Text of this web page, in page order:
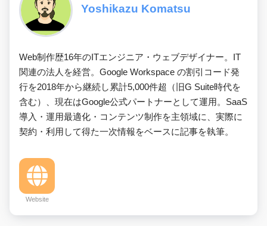
Yoshikazu Komatsu
Web制作歴16年のITエンジニア・ウェブデザイナー。IT
関連の法人を経営。Google Workspace の割引コード発
行を2018年から継続し累計5,000件超（旧G Suite時代を
含む）、現在はGoogle公式パートナーとして運用。SaaS
導入・運用最適化・コンテンツ制作を主領域に、実際に
契約・利用して得た一次情報をベースに記事を執筆。
Website